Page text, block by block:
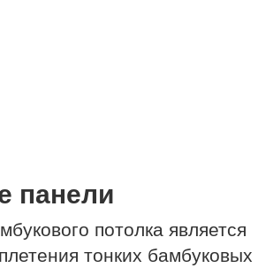
панели
потолка является
тонких бамбуковых